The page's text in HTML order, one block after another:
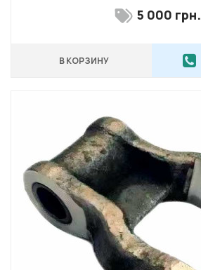
5 000 грн.
В КОРЗИНУ